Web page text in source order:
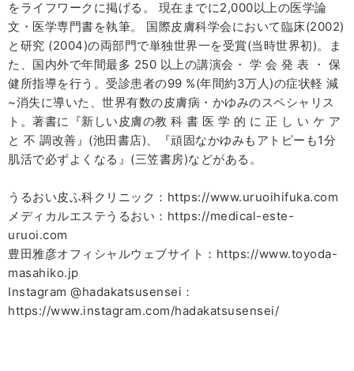
をライフワークに掲げる。 現在までに2,000以上の医学論
文・医学専門書を執筆。 国際皮膚科学会において臨床(2002)
と研究 (2004)の両部門で単独世界一を受賞(当時世界初)。ま
た、国内外で年間最多 250 以上の講演会・ 学 会 発 表 ・ 保
健所指導を行う。受診患者の99 %(年間約3万人)の症状軽 減
~消失に導いた、世界有数の皮膚病・かゆみのスペシャリス
ト。著書に『新しい皮膚の教 科 書 医 学 的 に 正 し い ケ ア
と 不 調改善』(池田書店)、『頑固なかゆみもアトピーも1分
肌活で必ずよくなる』(三笠書房)などがある。
うるおい皮ふ科クリニック：https://www.uruoihifuka.com
メディカルエステうるおい：https://medical-este-
uruoi.com
豊田雅彦オフィシャルウェブサイト：https://www.toyoda-
masahiko.jp
Instagram @hadakatsusensei：
https://www.instagram.com/hadakatsusensei/